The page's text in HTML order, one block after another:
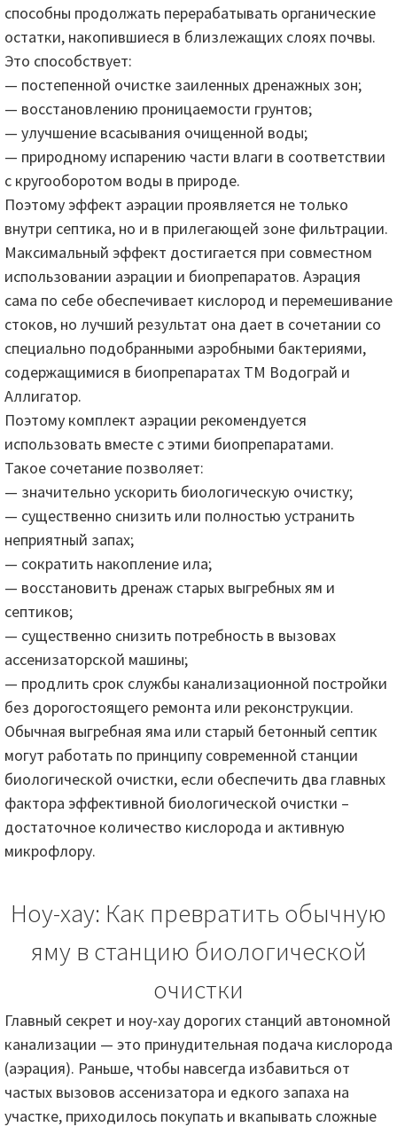
способны продолжать перерабатывать органические
остатки, накопившиеся в близлежащих слоях почвы.
Это способствует:
— постепенной очистке заиленных дренажных зон;
— восстановлению проницаемости грунтов;
— улучшение всасывания очищенной воды;
— природному испарению части влаги в соответствии
с кругооборотом воды в природе.
Поэтому эффект аэрации проявляется не только
внутри септика, но и в прилегающей зоне фильтрации.
Максимальный эффект достигается при совместном
использовании аэрации и биопрепаратов. Аэрация
сама по себе обеспечивает кислород и перемешивание
стоков, но лучший результат она дает в сочетании со
специально подобранными аэробными бактериями,
содержащимися в биопрепаратах ТМ Водограй и
Аллигатор.
Поэтому комплект аэрации рекомендуется
использовать вместе с этими биопрепаратами.
Такое сочетание позволяет:
— значительно ускорить биологическую очистку;
— существенно снизить или полностью устранить
неприятный запах;
— сократить накопление ила;
— восстановить дренаж старых выгребных ям и
септиков;
— существенно снизить потребность в вызовах
ассенизаторской машины;
— продлить срок службы канализационной постройки
без дорогостоящего ремонта или реконструкции.
Обычная выгребная яма или старый бетонный септик
могут работать по принципу современной станции
биологической очистки, если обеспечить два главных
фактора эффективной биологической очистки –
достаточное количество кислорода и активную
микрофлору.
Ноу-хау: Как превратить обычную
яму в станцию биологической
очистки
Главный секрет и ноу-хау дорогих станций автономной
канализации — это принудительная подача кислорода
(аэрация). Раньше, чтобы навсегда избавиться от
частых вызовов ассенизатора и едкого запаха на
участке, приходилось покупать и вкапывать сложные